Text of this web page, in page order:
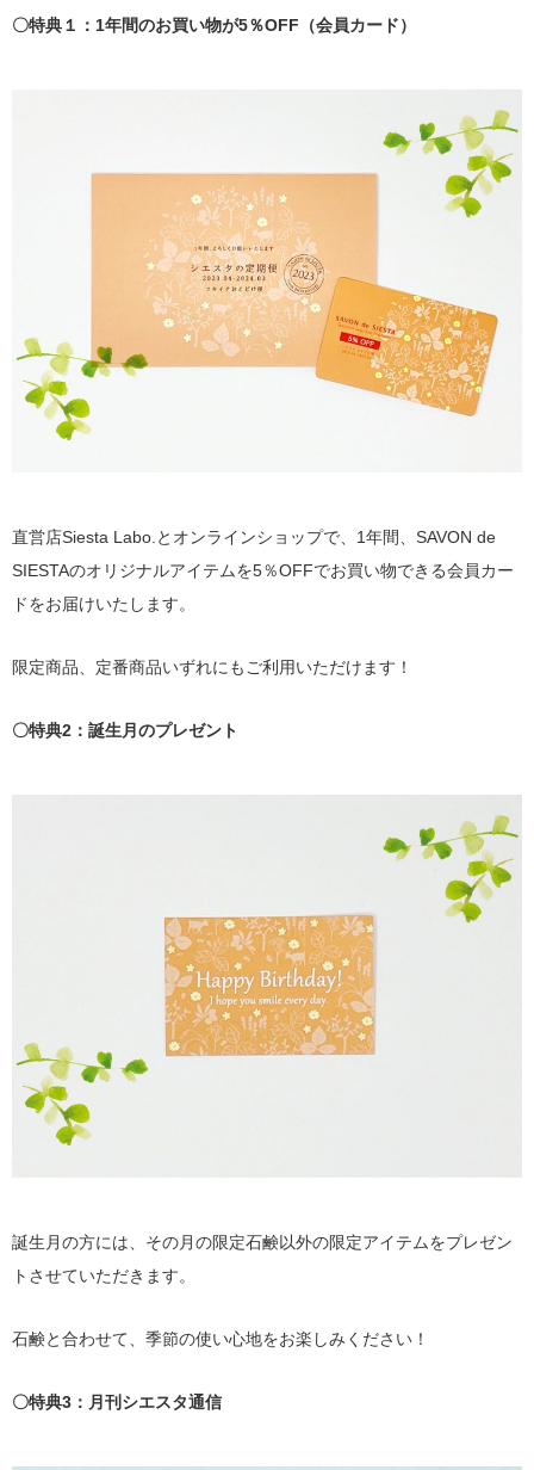
〇特典１：1年間のお買い物が5％OFF（会員カード）
直営店Siesta Labo.とオンラインショップで、1年間、SAVON de
SIESTAのオリジナルアイテムを5％OFFでお買い物できる会員カー
ドをお届けいたします。
限定商品、定番商品いずれにもご利用いただけます！
〇特典2：誕生月のプレゼント
誕生月の方には、その月の限定石鹸以外の限定アイテムをプレゼン
トさせていただきます。
石鹸と合わせて、季節の使い心地をお楽しみください！
〇特典3：月刊シエスタ通信